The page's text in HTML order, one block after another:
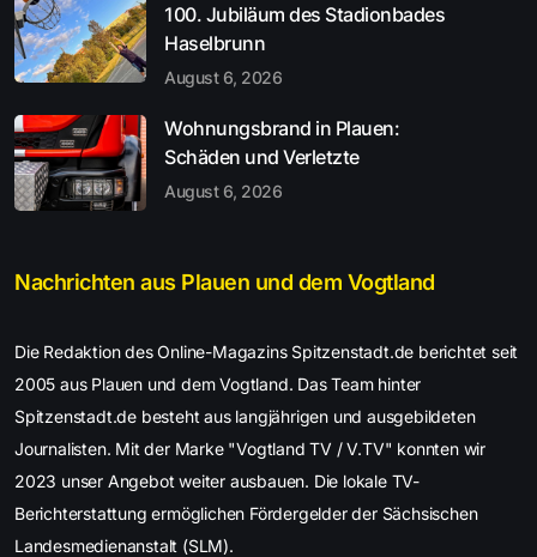
100. Jubiläum des Stadionbades
Haselbrunn
August 6, 2026
Wohnungsbrand in Plauen:
Schäden und Verletzte
August 6, 2026
Nachrichten aus Plauen und dem Vogtland
Die Redaktion des Online-Magazins Spitzenstadt.de berichtet seit
2005 aus Plauen und dem Vogtland. Das Team hinter
Spitzenstadt.de besteht aus langjährigen und ausgebildeten
Journalisten. Mit der Marke "Vogtland TV / V.TV" konnten wir
2023 unser Angebot weiter ausbauen. Die lokale TV-
Berichterstattung ermöglichen Fördergelder der Sächsischen
Landesmedienanstalt (SLM).